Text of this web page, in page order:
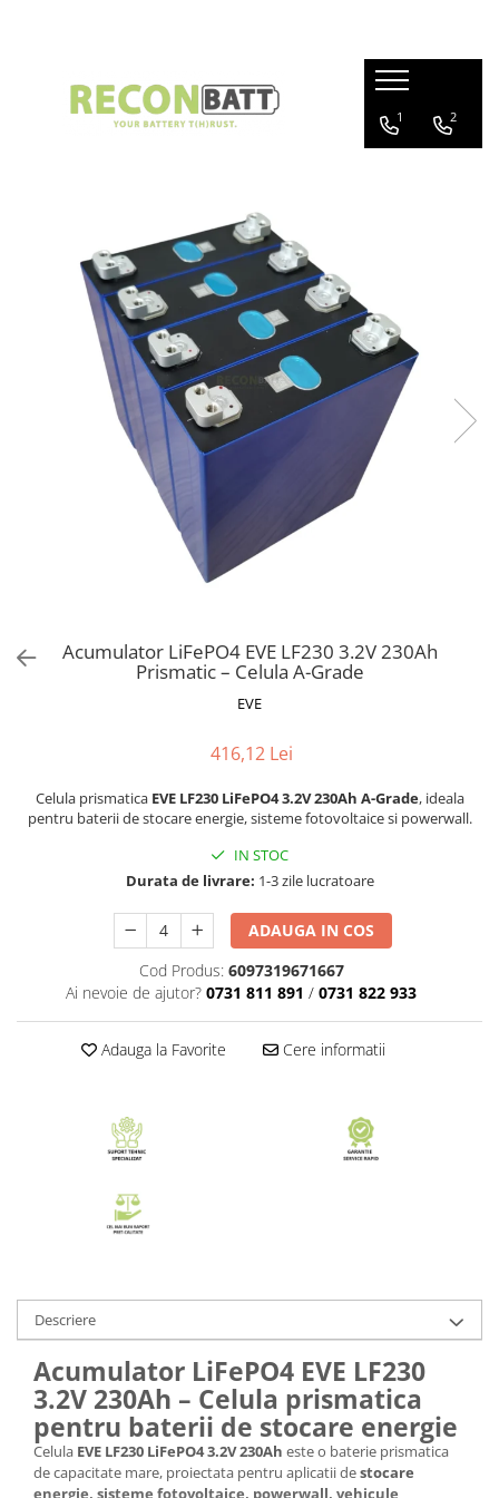
Baterie rulota
Celule Li-ion
Baterie masinute
Accesorii acumulatori
Suporti celule cilindrice Li-Ion
Cabluri
Piese de schimb
Biciclete/ trotinete
1 2
Acumulator LiFePO4 EVE LF230 3.2V 230Ah
Prismatic – Celula A-Grade
EVE
416,12 Lei
Celula prismatica EVE LF230 LiFePO4 3.2V 230Ah A-Grade, ideala
pentru baterii de stocare energie, sisteme fotovoltaice si powerwall.
IN STOC
Durata de livrare: 1-3 zile lucratoare
ADAUGA IN COS
Cod Produs: 6097319671667
Ai nevoie de ajutor? 0731 811 891 / 0731 822 933
Adauga la Favorite Cere informatii
Descriere
Acumulator LiFePO4 EVE LF230
3.2V 230Ah – Celula prismatica
pentru baterii de stocare energie
Celula EVE LF230 LiFePO4 3.2V 230Ah este o baterie prismatica
de capacitate mare, proiectata pentru aplicatii destocare
energie, sisteme fotovoltaice, powerwall, vehicule